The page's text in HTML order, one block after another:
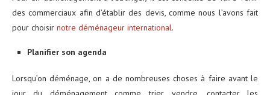
des commerciaux afin d’établir des devis, comme nous l’avons fait
pour choisir notre déménageur international.
Planifier son agenda
Lorsqu’on déménage, on a de nombreuses choses à faire avant le